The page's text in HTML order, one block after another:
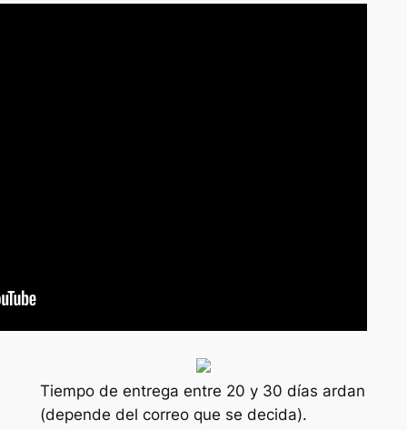
Tiempo de entrega entre 20 y 30 días ardan
(depende del correo que se decida).